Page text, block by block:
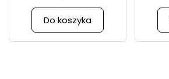
Do koszyka